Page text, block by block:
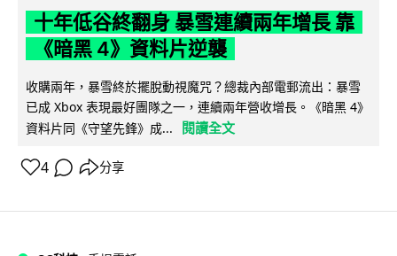
十年低谷終翻身 暴雪連續兩年增長 靠
《暗黑 4》資料片逆襲
收購兩年，暴雪終於擺脫動視魔咒？總裁內部電郵流出：暴雪
已成 Xbox 表現最好團隊之一，連續兩年營收增長。《暗黑 4》
資料片同《守望先鋒》成...
閱讀全文
4 分享